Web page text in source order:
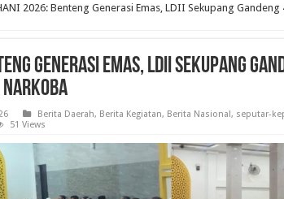
2026: Benteng Generasi Emas, LDII Sekupang Gandeng
Generasi Emas, LDII Sekupang
Berita Daerah, Berita Kegiatan, Berita Nasional, seputar-
51 Views